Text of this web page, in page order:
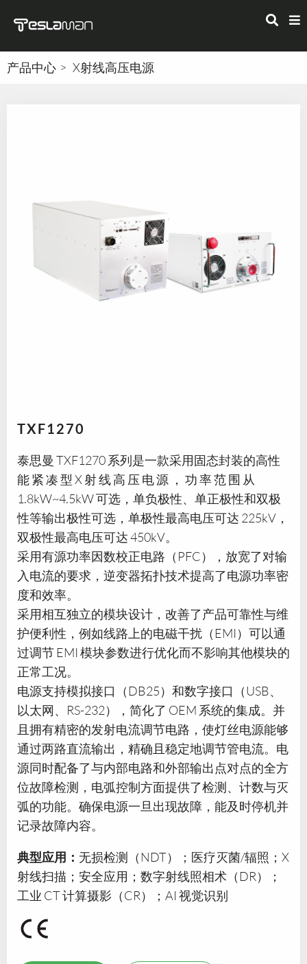
产品中心 X射线高压电源
TXF1270
泰思曼 TXF1270 系列是一款采用固态封装的高性
能 紧 凑 型 X 射 线 高 压 电 源 ， 功 率 范 围 从
1.8kW~4.5kW 可选，单负极性、单正极性和双极
性等输出极性可选，单极性最高电压可达 225kV，
双极性最高电压可达 450kV。
采用有源功率因数校正电路（PFC），放宽了对输
入电流的要求，逆变器拓扑技术提高了电源功率密
度和效率。
采用相互独立的模块设计，改善了产品可靠性与维
护便利性，例如线路上的电磁干扰（EMI）可以通
过调节 EMI 模块参数进行优化而不影响其他模块的
正常工况。
电源支持模拟接口（DB25）和数字接口（USB、
以太网、RS-232），简化了 OEM 系统的集成。并
且拥有精密的发射电流调节电路，使灯丝电源能够
通过两路直流输出，精确且稳定地调节管电流。电
源同时配备了与内部电路和外部输出点对点的全方
位故障检测，电弧控制方面提供了检测、计数与灭
弧的功能。确保电源一旦出现故障，能及时停机并
记录故障内容。
典型应用： 无损检测（NDT）；医疗灭菌/辐照；X
射线扫描；安全应用；数字射线照相术（DR）；
工业 CT 计算摄影（CR）；AI 视觉识别